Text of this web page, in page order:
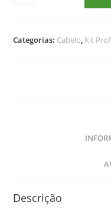
Categorias: Cabelo, Kit
Descrição